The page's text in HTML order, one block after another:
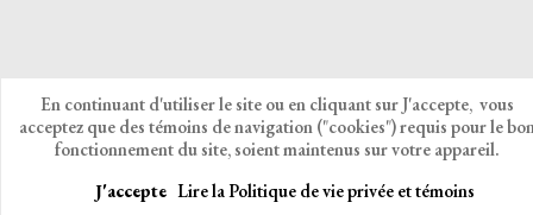
En continuant d'utiliser le site ou en cliquant sur J'accepte, vous
acceptez que des témoins de navigation ("cookies") requis pour le
fonctionnement du site, soient maintenus sur votre appareil.
J'accepte Lire la Politique de vie privée et témoins